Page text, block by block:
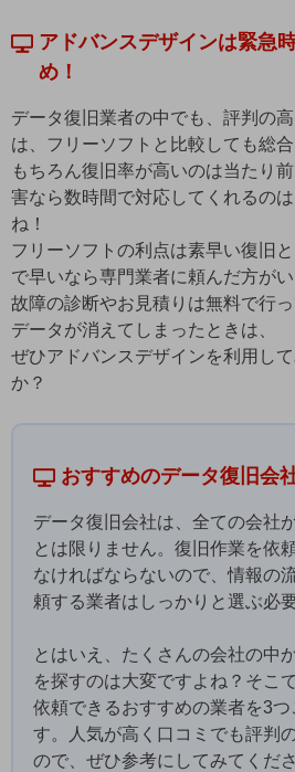
アドバンスデザインは緊急
め！
データ復旧業者の中でも、評判の
は、フリーソフトと比較しても総合
もちろん復旧率が高いのは当たり
害なら数時間で対応してくれるの
ね！
フリーソフトの利点は素早い復旧
で早いなら専門業者に頼んだ方が
故障の診断やお見積りは無料で行
データが消えてしまったときは、
ぜひアドバンスデザインを利用し
か？
おすすめのデータ復旧会
データ復旧会社は、全ての会社
とは限りません。復旧作業を依
なければならないので、情報の
頼する業者はしっかりと選ぶ必
とはいえ、たくさんの会社の中
を探すのは大変ですよね？そこ
依頼できるおすすめの業者を3つ
す。人気が高く口コミでも評判
ので、ぜひ参考にしてみてくださ